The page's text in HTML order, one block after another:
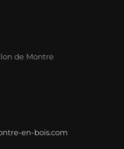
de Montre
en-bois.com